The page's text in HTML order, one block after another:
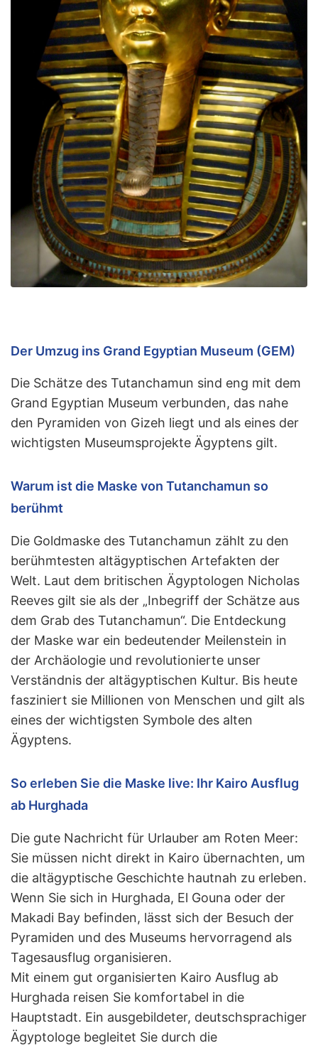
Der Umzug ins Grand Egyptian Museum (GEM)
Die Schätze des Tutanchamun sind eng mit dem
Grand Egyptian Museum verbunden, das nahe
den Pyramiden von Gizeh liegt und als eines der
wichtigsten Museumsprojekte Ägyptens gilt.
Warum ist die Maske von Tutanchamun so
berühmt
Die Goldmaske des Tutanchamun zählt zu den
berühmtesten altägyptischen Artefakten der
Welt. Laut dem britischen Ägyptologen Nicholas
Reeves gilt sie als der „Inbegriff der Schätze aus
dem Grab des Tutanchamun“. Die Entdeckung
der Maske war ein bedeutender Meilenstein in
der Archäologie und revolutionierte unser
Verständnis der altägyptischen Kultur. Bis heute
fasziniert sie Millionen von Menschen und gilt als
eines der wichtigsten Symbole des alten
Ägyptens.
So erleben Sie die Maske live: Ihr Kairo Ausflug
ab Hurghada
Die gute Nachricht für Urlauber am Roten Meer:
Sie müssen nicht direkt in Kairo übernachten, um
die altägyptische Geschichte hautnah zu erleben.
Wenn Sie sich in Hurghada, El Gouna oder der
Makadi Bay befinden, lässt sich der Besuch der
Pyramiden und des Museums hervorragend als
Tagesausflug organisieren.
Mit einem gut organisierten Kairo Ausflug ab
Hurghada reisen Sie komfortabel in die
Hauptstadt. Ein ausgebildeter, deutschsprachiger
Ägyptologe begleitet Sie durch die